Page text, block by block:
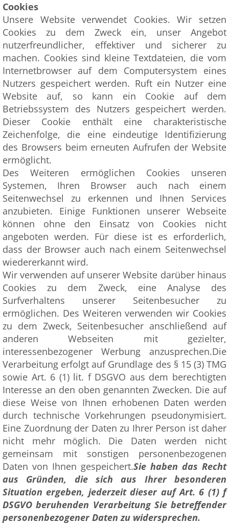
Cookies
Unsere Website verwendet Cookies. Wir setzen
Cookies zu dem Zweck ein, unser Angebot
nutzerfreundlicher, effektiver und sicherer zu
machen. Cookies sind kleine Textdateien, die vom
Internetbrowser auf dem Computersystem eines
Nutzers gespeichert werden. Ruft ein Nutzer eine
Website auf, so kann ein Cookie auf dem
Betriebssystem des Nutzers gespeichert werden.
Dieser Cookie enthält eine charakteristische
Zeichenfolge, die eine eindeutige Identifizierung
des Browsers beim erneuten Aufrufen der Website
ermöglicht.
Des Weiteren ermöglichen Cookies unseren
Systemen, Ihren Browser auch nach einem
Seitenwechsel zu erkennen und Ihnen Services
anzubieten. Einige Funktionen unserer Webseite
können ohne den Einsatz von Cookies nicht
angeboten werden. Für diese ist es erforderlich,
dass der Browser auch nach einem Seitenwechsel
wiedererkannt wird.
Wir verwenden auf unserer Website darüber hinaus
Cookies zu dem Zweck, eine Analyse des
Surfverhaltens unserer Seitenbesucher zu
ermöglichen. Des Weiteren verwenden wir Cookies
zu dem Zweck, Seitenbesucher anschließend auf
anderen Webseiten mit gezielter,
interessenbezogener Werbung anzusprechen.Die
Verarbeitung erfolgt auf Grundlage des § 15 (3) TMG
sowie Art. 6 (1) lit. f DSGVO aus dem berechtigten
Interesse an den oben genannten Zwecken. Die auf
diese Weise von Ihnen erhobenen Daten werden
durch technische Vorkehrungen pseudonymisiert.
Eine Zuordnung der Daten zu Ihrer Person ist daher
nicht mehr möglich. Die Daten werden nicht
gemeinsam mit sonstigen personenbezogenen
Daten von Ihnen gespeichert.Sie haben das Recht
aus Gründen, die sich aus Ihrer besonderen
Situation ergeben, jederzeit dieser auf Art. 6 (1) f
DSGVO beruhenden Verarbeitung Sie betreffender
personenbezogener Daten zu widersprechen.